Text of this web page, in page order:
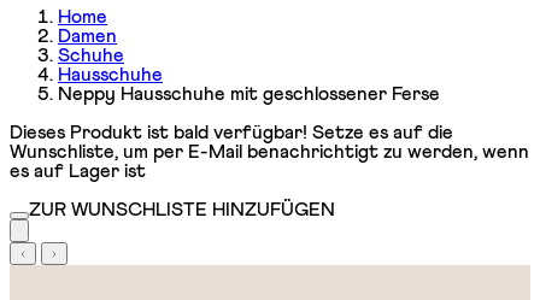
Home
Damen
Schuhe
Hausschuhe
Neppy Hausschuhe mit geschlossener Ferse
Dieses Produkt ist bald verfügbar! Setze es auf die
Wunschliste, um per E-Mail benachrichtigt zu werden, wenn
es auf Lager ist
ZUR WUNSCHLISTE HINZUFÜGEN